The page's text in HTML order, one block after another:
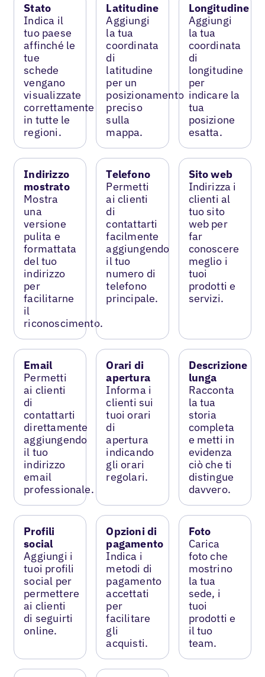
Stato
Indica il
tuo paese
affinché le
tue
schede
vengano
visualizzate
correttamente
in tutte le
regioni.
Latitudine
Aggiungi
la tua
coordinata
di
latitudine
per un
posizionamento
preciso
sulla
mappa.
Longitudine
Aggiungi
la tua
coordinata
di
longitudine
per
indicare la
tua
posizione
esatta.
Indirizzo
mostrato
Mostra
una
versione
pulita e
formattata
del tuo
indirizzo
per
facilitarne
il
riconoscimento.
Telefono
Permetti
ai clienti
di
contattarti
facilmente
aggiungendo
il tuo
numero di
telefono
principale.
Sito web
Indirizza i
clienti al
tuo sito
web per
far
conoscere
meglio i
tuoi
prodotti e
servizi.
Email
Permetti
ai clienti
di
contattarti
direttamente
aggiungendo
il tuo
indirizzo
email
professionale.
Orari di
apertura
Informa i
clienti sui
tuoi orari
di
apertura
indicando
gli orari
regolari.
Descrizione
lunga
Racconta
la tua
storia
completa
e metti in
evidenza
ciò che ti
distingue
davvero.
Profili
social
Aggiungi i
tuoi profili
social per
permettere
ai clienti
di seguirti
online.
Opzioni di
pagamento
Indica i
metodi di
pagamento
accettati
per
facilitare
gli
acquisti.
Foto
Carica
foto che
mostrino
la tua
sede, i
tuoi
prodotti e
il tuo
team.